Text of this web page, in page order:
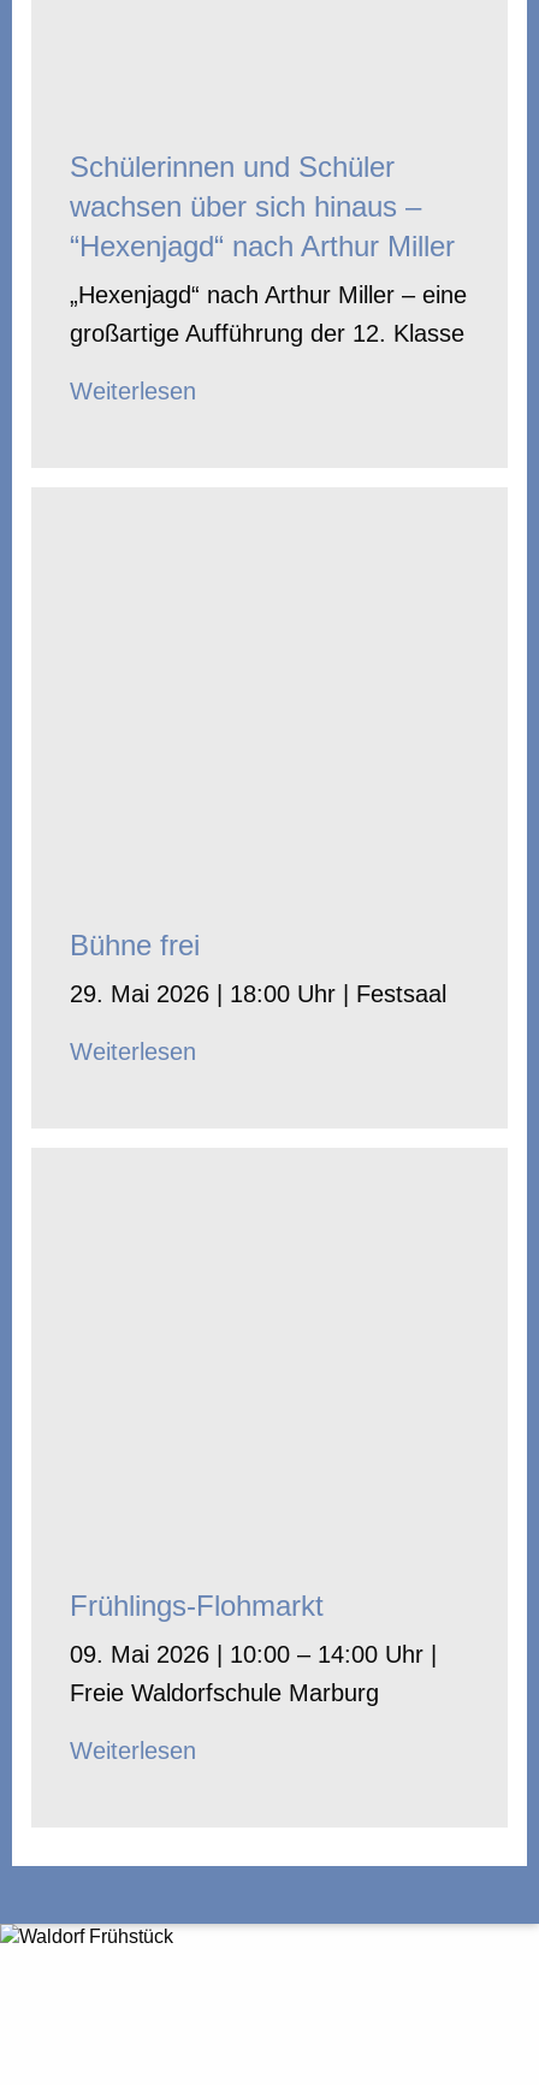
Schülerinnen und Schüler
wachsen über sich hinaus –
“Hexenjagd“ nach Arthur Miller
„Hexenjagd“ nach Arthur Miller – eine
großartige Aufführung der 12. Klasse
Weiterlesen
Bühne frei
29. Mai 2026 | 18:00 Uhr | Festsaal
Weiterlesen
Frühlings-Flohmarkt
09. Mai 2026 | 10:00 – 14:00 Uhr |
Freie Waldorfschule Marburg
Weiterlesen